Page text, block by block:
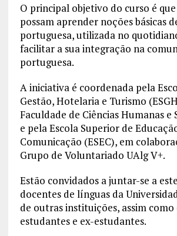
O principal objetivo do curso é
possam aprender noções básicas
portuguesa, utilizada no
facilitar a sua integração na
portuguesa.
A iniciativa é coordenada pela
Gestão, Hotelaria e Turismo
Faculdade de Ciências Humanas e
e pela Escola Superior de
Comunicação (ESEC), em
Grupo de Voluntariado UAlg V+.
Estão convidados a juntar-se a
docentes de línguas da
de outras instituições, assim como
estudantes e ex-estudantes.